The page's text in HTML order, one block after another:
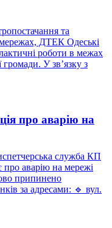
та
ДТЕК Одеські
роботи в межах
громади. У зв’язку з
про аварію на
служба КП
про аварію на мережі
припинено
за адресами: 🔹 вул.